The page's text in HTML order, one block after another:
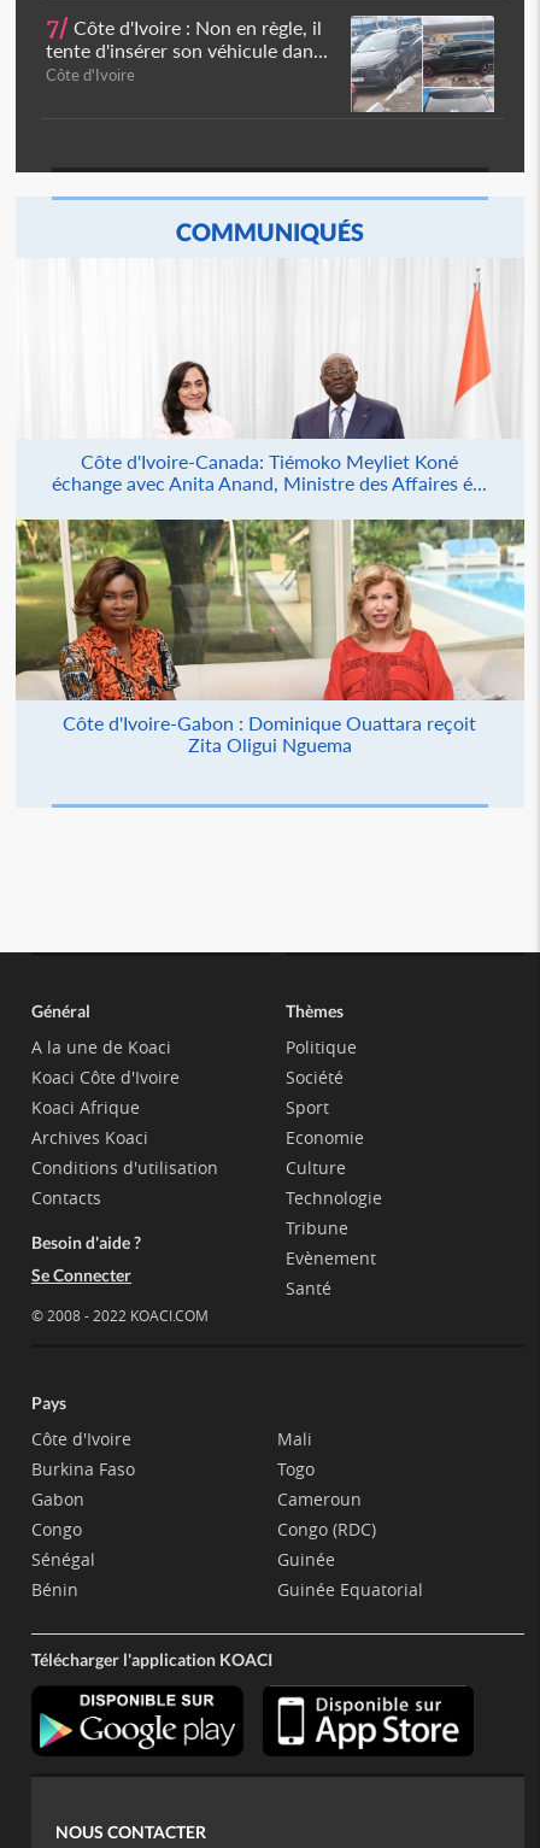
7/ Côte d'Ivoire : Non en règle, il
tente d'insérer son véhicule dan...
Côte d'Ivoire
COMMUNIQUÉS
Côte d'Ivoire-Canada: Tiémoko Meyliet Koné
échange avec Anita Anand, Ministre des Affaires é...
Côte d'Ivoire-Gabon : Dominique Ouattara reçoit
Zita Oligui Nguema
Général
A la une de Koaci
Koaci Côte d'Ivoire
Koaci Afrique
Archives Koaci
Conditions d'utilisation
Contacts
Besoin d'aide ?
Se Connecter
© 2008 - 2022 KOACI.COM
Thèmes
Politique
Société
Sport
Economie
Culture
Technologie
Tribune
Evènement
Santé
Pays
Côte d'Ivoire
Burkina Faso
Gabon
Congo
Sénégal
Bénin
Mali
Togo
Cameroun
Congo (RDC)
Guinée
Guinée Equatorial
Télécharger l'application KOACI
NOUS CONTACTER